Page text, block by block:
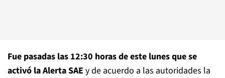
Fue pasadas las 12:30 horas de este lunes que se
activó la Alerta SAE y de acuerdo a las autoridades la